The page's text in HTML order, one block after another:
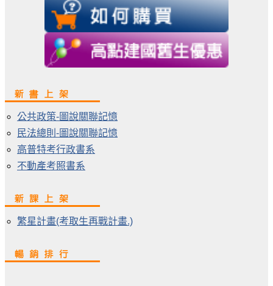
公共政策-圖說關聯記憶
民法總則-圖說關聯記憶
高普特考行政書系
不動產考照書系
繁星計畫(考取生再戰計畫.)